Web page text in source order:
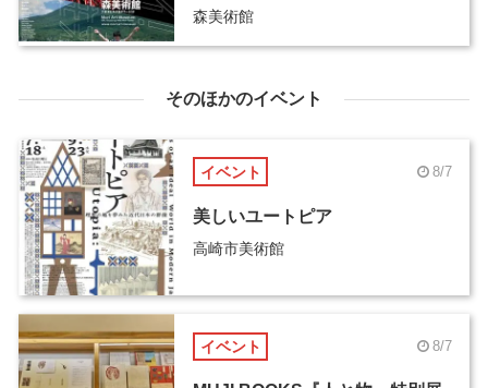
森美術館
そのほかのイベント
イベント 8/7
美しいユートピア
高崎市美術館
イベント 8/7